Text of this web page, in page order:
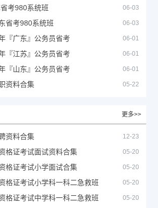
考980系统班 06-03
省考980系统班 06-03
『广东』公务员省考 06-01
『江苏』公务员省考 06-01
『山东』公务员省考 06-01
资料合集 05-22
更多>>
资料合集 12-23
格证考试面试资料合集 05-20
格证考试小学面试合集 05-20
格证考试小学科一科二急救班 05-20
格证考试中学科一科二急救班 05-20